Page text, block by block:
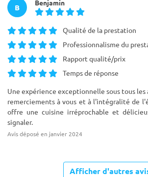
B
Benjamin
Qualité de la prestation
Professionnalisme du
Rapport qualité/prix
Temps de réponse
Une expérience exceptionnelle sous tous les
remerciements à vous et à l'intégralité de
offre une cuisine irréprochable et
signaler.
Avis déposé en janvier 2024
Afficher d'autres